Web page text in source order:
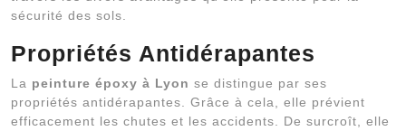
sécurité des sols.
Propriétés Antidérapantes
La peinture époxy à Lyon se distingue par ses
propriétés antidérapantes. Grâce à cela, elle prévient
efficacement les chutes et les accidents. De surcroît, elle